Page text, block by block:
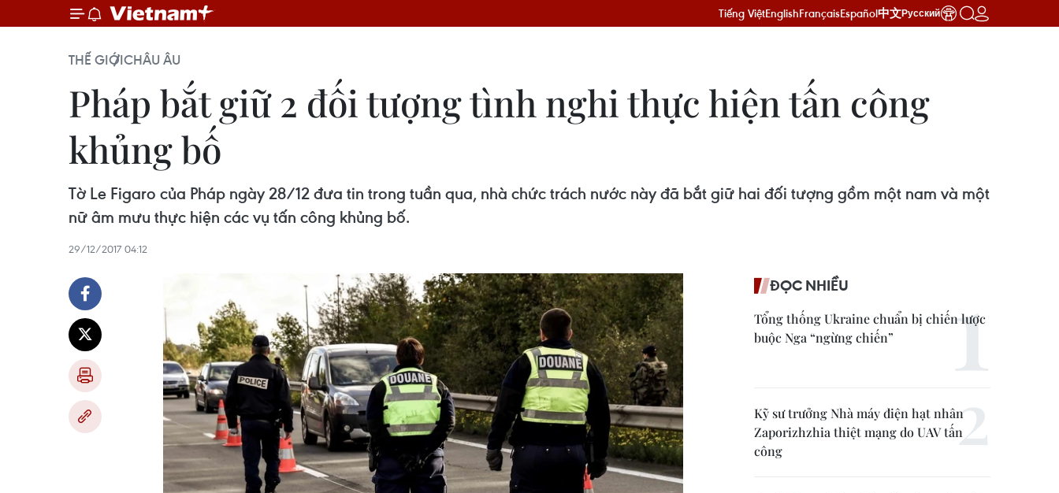
Tiếng ViệtEnglishFrançaisEspañol中文Русский
THẾ GIỚICHÂU ÂU
Pháp bắt giữ 2 đối tượng tình nghi thực hiện tấn công
khủng bố
Tờ Le Figaro của Pháp ngày 28/12 đưa tin trong tuần qua, nhà chức trách nước này đã bắt giữ hai đối tượng gồm một nam và một
nữ âm mưu thực hiện các vụ tấn công khủng bố.
29/12/2017 04:12
ĐỌC NHIỀU
Tổng thống Ukraine chuẩn bị chiến lược
buộc Nga “ngừng chiến”
Kỹ sư trưởng Nhà máy điện hạt nhân
Zaporizhzhia thiệt mạng do UAV tấn
công